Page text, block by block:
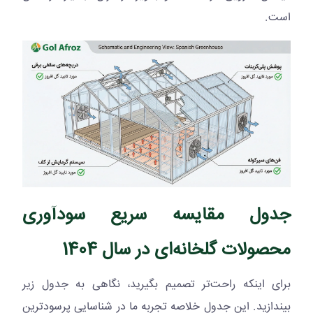
است.
جدول مقایسه سریع سودآوری
محصولات گلخانه‌ای در سال 1404
برای اینکه راحت‌تر تصمیم بگیرید، نگاهی به جدول زیر
بیندازید. این جدول خلاصه تجربه ما در شناسایی پرسودترین